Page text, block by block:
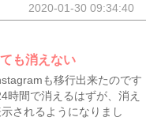
2020-01-30 09:34:40
も消えない
も移行出来たのです
時間で消えるはずが、消え
されるようになりまし